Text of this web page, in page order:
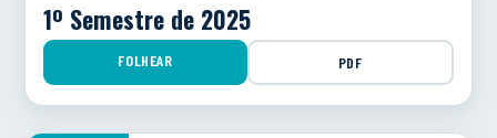
1º Semestre de 2025
FOLHEAR PDF